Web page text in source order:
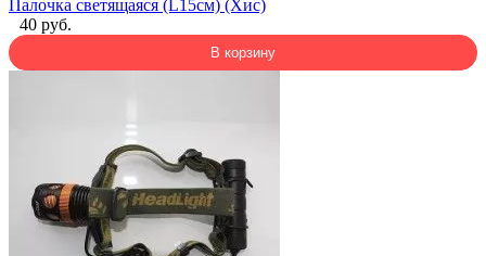
Палочка светящаяся (L15см) (Хис)
40 руб.
В корзину